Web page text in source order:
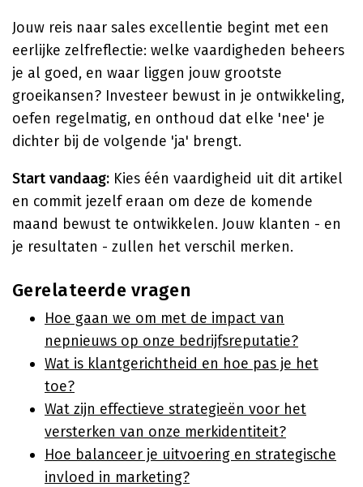
Jouw reis naar sales excellentie begint met een
eerlijke zelfreflectie: welke vaardigheden beheers
je al goed, en waar liggen jouw grootste
groeikansen? Investeer bewust in je ontwikkeling,
oefen regelmatig, en onthoud dat elke 'nee' je
dichter bij de volgende 'ja' brengt.
Start vandaag: Kies één vaardigheid uit dit artikel
en commit jezelf eraan om deze de komende
maand bewust te ontwikkelen. Jouw klanten - en
je resultaten - zullen het verschil merken.
Gerelateerde vragen
Hoe gaan we om met de impact van
nepnieuws op onze bedrijfsreputatie?
Wat is klantgerichtheid en hoe pas je het
toe?
Wat zijn effectieve strategieën voor het
versterken van onze merkidentiteit?
Hoe balanceer je uitvoering en strategische
invloed in marketing?